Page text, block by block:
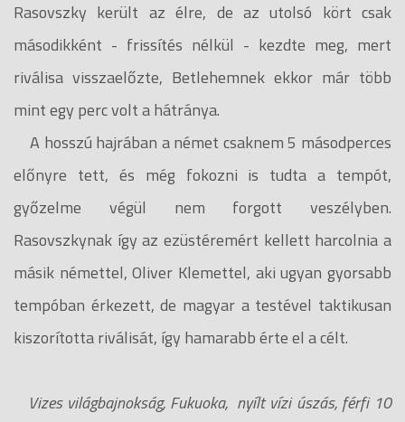
Rasovszky került az élre, de az utolsó kört csak
másodikként - frissítés nélkül - kezdte meg, mert
riválisa visszaelőzte, Betlehemnek ekkor már több
mint egy perc volt a hátránya.
A hosszú hajrában a német csaknem 5 másodperces
előnyre tett, és még fokozni is tudta a tempót,
győzelme végül nem forgott veszélyben.
Rasovszkynak így az ezüstéremért kellett harcolnia a
másik némettel, Oliver Klemettel, aki ugyan gyorsabb
tempóban érkezett, de magyar a testével taktikusan
kiszorította riválisát, így hamarabb érte el a célt.
Vizes világbajnokság, Fukuoka, nyílt vízi úszás, férfi 10